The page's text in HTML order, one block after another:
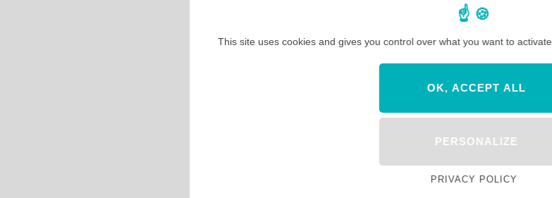
This site uses cookies and gives you control over what you want to activate
OK, ACCEPT ALL
PERSONALIZE
PRIVACY POLICY